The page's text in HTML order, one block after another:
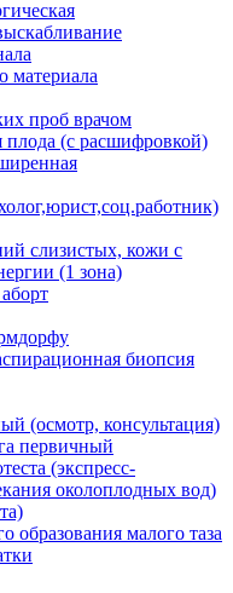
материала
проб врачом
плода (с расшифровкой)
слизистых, кожи с
(1 зона)
биопсия
(осмотр, консультация)
первичный
(экспресс-
околоплодных вод)
образования малого таза